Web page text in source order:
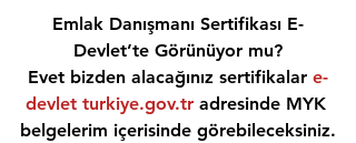
Emlak Danışmanı Sertifikası E-
Devlet’te Görünüyor mu?
Evet bizden alacağınız sertifikalar e-
devlet turkiye.gov.tr adresinde MYK
belgelerim içerisinde görebileceksiniz.